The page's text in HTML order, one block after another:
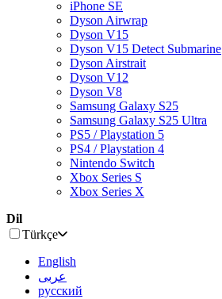
iPhone SE
Dyson Airwrap
Dyson V15
Dyson V15 Detect Submarine
Dyson Airstrait
Dyson V12
Dyson V8
Samsung Galaxy S25
Samsung Galaxy S25 Ultra
PS5 / Playstation 5
PS4 / Playstation 4
Nintendo Switch
Xbox Series S
Xbox Series X
Dil
Türkçe
English
عربى
русский